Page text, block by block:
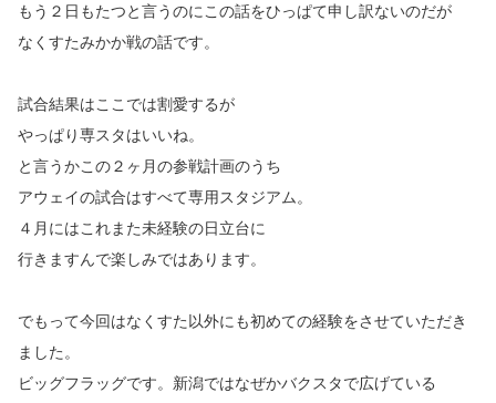
もう２日もたつと言うのにこの話をひっぱて申し訳ないのだが
なくすたみかか戦の話です。
試合結果はここでは割愛するが
やっぱり専スタはいいね。
と言うかこの２ヶ月の参戦計画のうち
アウェイの試合はすべて専用スタジアム。
４月にはこれまた未経験の日立台に
行きますんで楽しみではあります。
でもって今回はなくすた以外にも初めての経験をさせていただき
ました。
ビッグフラッグです。新潟ではなぜかバクスタで広げている